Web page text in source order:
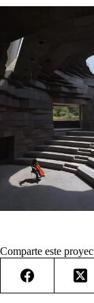
Comparte este